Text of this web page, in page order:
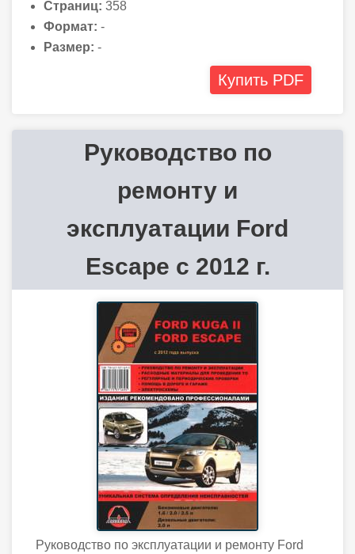
Страниц: 358
Формат: -
Размер: -
Купить PDF
Руководство по
ремонту и
эксплуатации Ford
Escape с 2012 г.
Руководство по эксплуатации и ремонту Ford